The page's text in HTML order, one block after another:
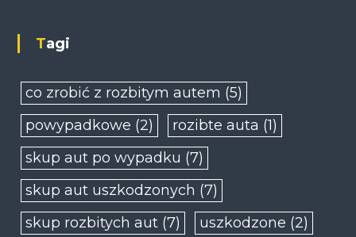
a
w
p
u
Tagi
co zrobić z rozbitym autem (5)
powypadkowe (2) rozibte auta (1)
skup aut po wypadku (7)
skup aut uszkodzonych (7)
skup rozbitych aut(7) uszkodzone (2)